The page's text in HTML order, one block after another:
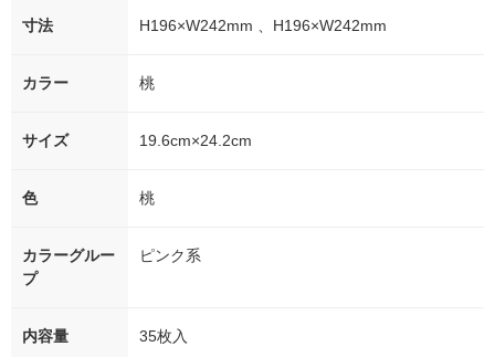
寸法 H196×W242mm 、H196×W242mm
カラー 桃
サイズ 19.6cm×24.2cm
色 桃
カラーグルー
プ
ピンク系
内容量 35枚入